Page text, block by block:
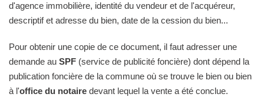
d'agence immobilière, identité du vendeur et de l'acquéreur,
descriptif et adresse du bien, date de la cession du bien...
Pour obtenir une copie de ce document, il faut adresser une
demande au SPF (service de publicité foncière) dont dépend la
publication foncière de la commune où se trouve le bien ou bien
à l'office du notaire devant lequel la vente a été conclue.